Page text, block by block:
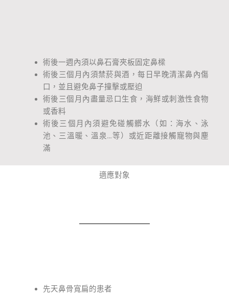
術後一週內須以鼻石膏夾板固定鼻樑
術後三個月內須禁菸與酒，每日早晚清潔鼻內傷
口，並且避免鼻子撞擊或壓迫
術後三個月內盡量忌口生食，海鮮或刺激性食物
或香料
術後三個月內須避免碰觸髒水（如：海水、泳
池、三溫暖、溫泉…等）或近距離接觸寵物與塵
滿
適應對象
先天鼻骨寬扁的患者